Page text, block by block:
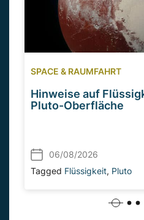
SPACE & RAUMFAHRT
Hinweise auf
Pluto-Oberfläche
06/08/2026
Tagged Flüssigkeit, Pluto